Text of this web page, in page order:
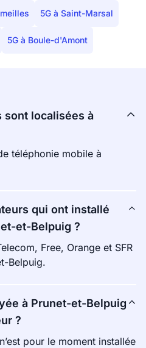
5G à Saint-Marsal
5G à Boule-d'Amont
sont localisées à
téléphonie mobile à
qui ont installé
et-Belpuig ?
Free, Orange et SFR
Belpuig.
à Prunet-et-Belpuig
?
pour le moment installée